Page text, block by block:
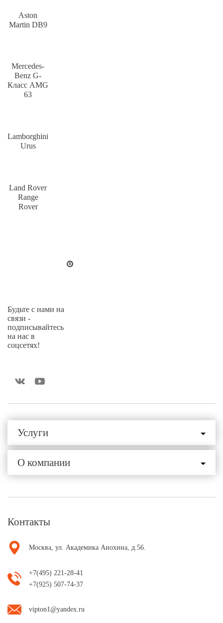
Aston
Martin DB9
Mercedes-
Benz G-
Класс AMG
63
Lamborghini
Urus
Land Rover
Range
Rover
Будьте с нами на
связи -
подписывайтесь
на нас в
соцсетях!
Услуги
О компании
Контакты
Москва, ул. Академика Анохина, д.56.
+7(495) 221-28-41
+7(925) 507-74-37
vipton1@yandex.ru